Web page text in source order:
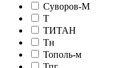
Суворов-М
Т
ТИТАН
Тн
Тополь-м